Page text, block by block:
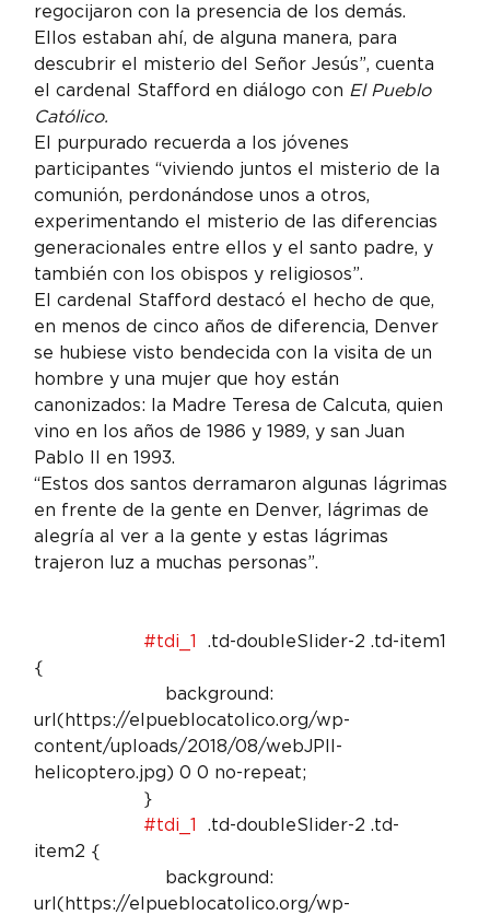
regocijaron con la presencia de los demás.
Ellos estaban ahí, de alguna manera, para
descubrir el misterio del Señor Jesús”, cuenta
el cardenal Stafford en diálogo con El Pueblo
Católico.
El purpurado recuerda a los jóvenes
participantes “viviendo juntos el misterio de la
comunión, perdonándose unos a otros,
experimentando el misterio de las diferencias
generacionales entre ellos y el santo padre, y
también con los obispos y religiosos”.
El cardenal Stafford destacó el hecho de que,
en menos de cinco años de diferencia, Denver
se hubiese visto bendecida con la visita de un
hombre y una mujer que hoy están
canonizados: la Madre Teresa de Calcuta, quien
vino en los años de 1986 y 1989, y san Juan
Pablo II en 1993.
“Estos dos santos derramaron algunas lágrimas
en frente de la gente en Denver, lágrimas de
alegría al ver a la gente y estas lágrimas
trajeron luz a muchas personas”.
#tdi_1
  .td-doubleSlider-2 .td-item1
{
url(https://elpueblocatolico.org/wp-
content/uploads/2018/08/webJPII-
helicoptero.jpg) 0 0 no-repeat;
#tdi_1
  .td-doubleSlider-2 .td-
item2 {
url(https://elpueblocatolico.org/wp-